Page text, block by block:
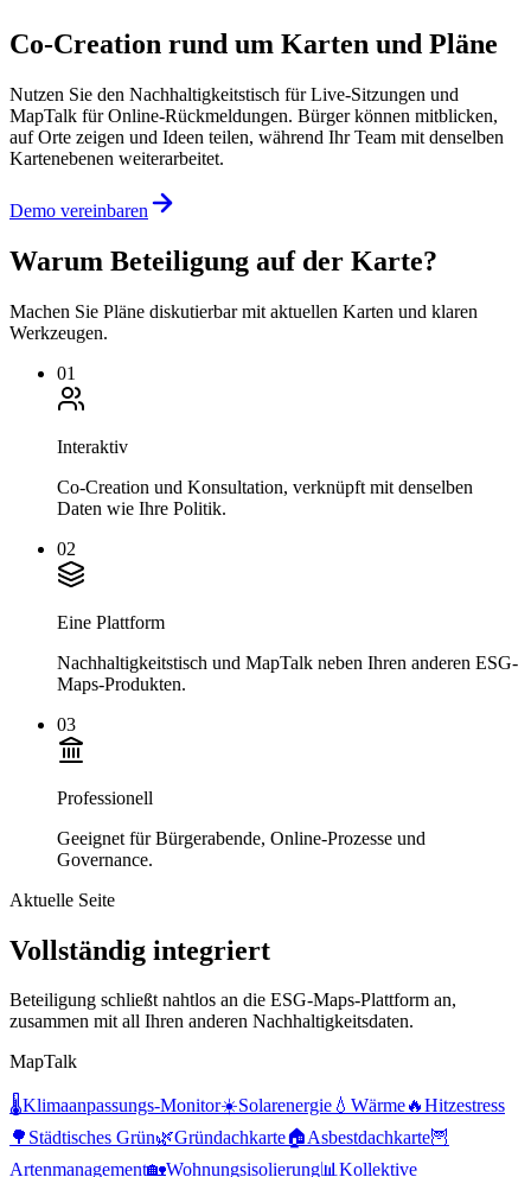
Co-Creation rund um Karten und Pläne
Nutzen Sie den Nachhaltigkeitstisch für Live-Sitzungen und
MapTalk für Online-Rückmeldungen. Bürger können mitblicken,
auf Orte zeigen und Ideen teilen, während Ihr Team mit denselben
Kartenebenen weiterarbeitet.
Demo vereinbaren
Warum Beteiligung auf der Karte?
Machen Sie Pläne diskutierbar mit aktuellen Karten und klaren
Werkzeugen.
01
Interaktiv
Co-Creation und Konsultation, verknüpft mit denselben
Daten wie Ihre Politik.
02
Eine Plattform
Nachhaltigkeitstisch und MapTalk neben Ihren anderen ESG-
Maps-Produkten.
03
Professionell
Geeignet für Bürgerabende, Online-Prozesse und
Governance.
Aktuelle Seite
Vollständig integriert
Beteiligung schließt nahtlos an die ESG-Maps-Plattform an,
zusammen mit all Ihren anderen Nachhaltigkeitsdaten.
MapTalk
🌡️Klimaanpassungs-Monitor☀️Solarenergie 💧 Wärme🔥Hitzestress
🌳 Städtisches Grün🌿Gründachkarte🏠Asbestdachkarte🦉
Artenmanagement🏡Wohnungsisolierung📊Kollektive